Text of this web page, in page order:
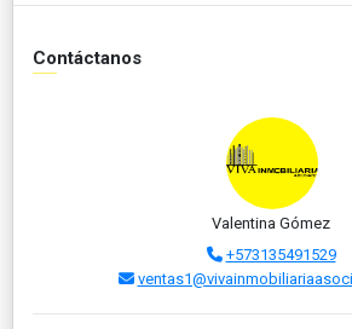
Contáctanos
Valentina Gómez
+573135491529